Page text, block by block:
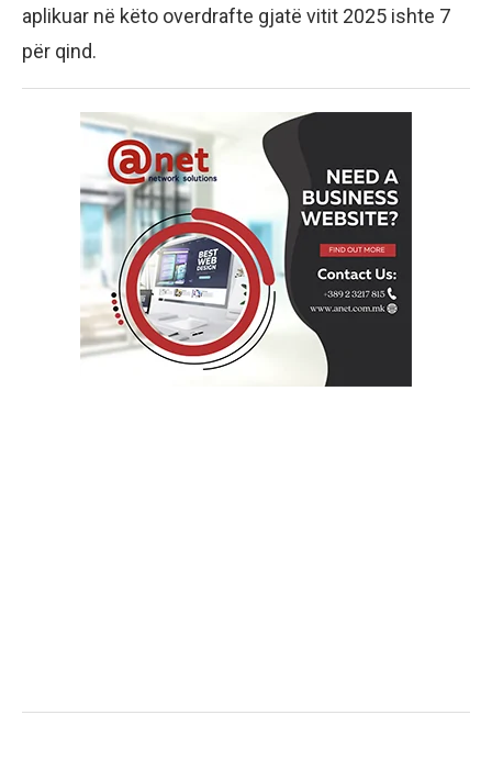
aplikuar në këto overdrafte gjatë vitit 2025 ishte 7
për qind.